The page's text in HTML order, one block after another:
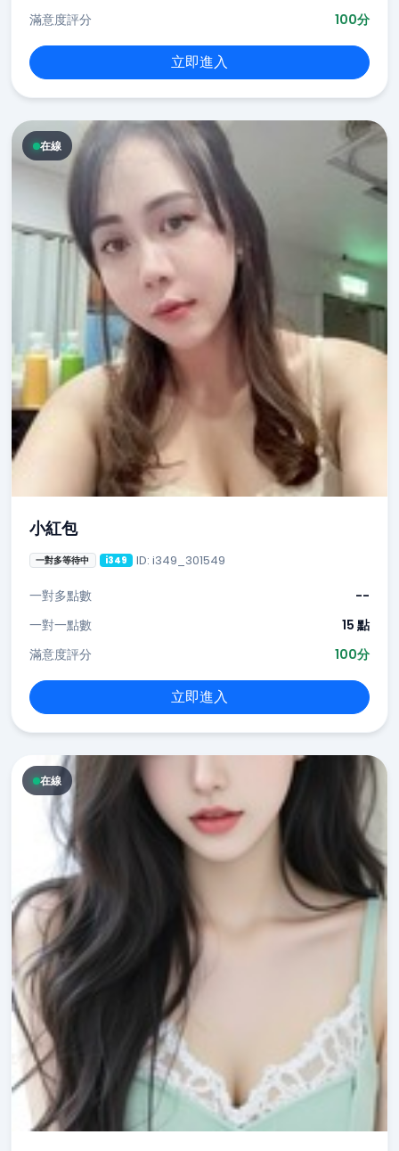
滿意度評分
100分
立即進入
在線
小紅包
一對多等待中 i349 ID: i349_301549
一對多點數
--
一對一點數
15 點
滿意度評分
100分
立即進入
在線